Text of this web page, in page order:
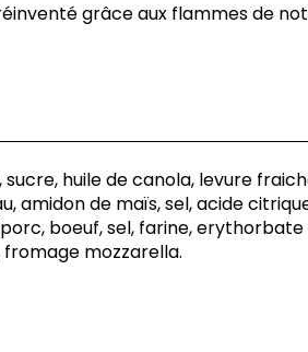
grâce aux flammes de
huile de canola, levure
amidon de maïs, sel, acide
boeuf, sel, farine, erythorbate
mozzarella.